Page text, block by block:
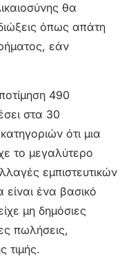
θα
όπως απάτη
εάν
490
στα 30
ότι μια
το μεγαλύτερο
εμπιστευτικών
ένα βασικό
μη δημόσιες
πωλήσεις,
τιμής.